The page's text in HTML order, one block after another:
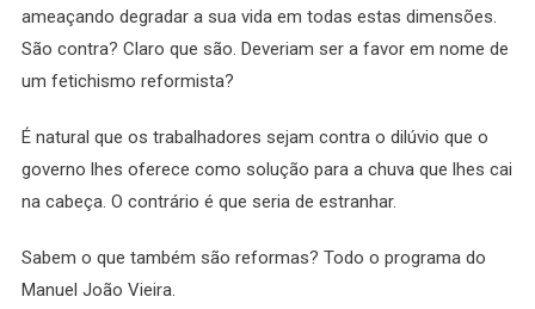
ameaçando degradar a sua vida em todas estas dimensões.
São contra? Claro que são. Deveriam ser a favor em nome de
um fetichismo reformista?
É natural que os trabalhadores sejam contra o dilúvio que o
governo lhes oferece como solução para a chuva que lhes cai
na cabeça. O contrário é que seria de estranhar.
Sabem o que também são reformas? Todo o programa do
Manuel João Vieira.